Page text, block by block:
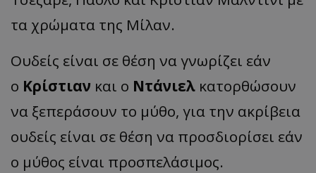
τα χρώματα της Μίλαν.
Ουδείς είναι σε θέση να γνωρίζει εάν
ο Κρίστιαν και ο Ντάνιελ κατορθώσουν
να ξεπεράσουν το μύθο, για την ακρίβεια
ουδείς είναι σε θέση να προσδιορίσει εάν
ο μύθος είναι προσπελάσιμος.